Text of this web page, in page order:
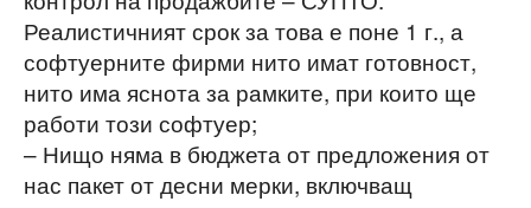
Реалистичният срок за това е поне 1 г., а
софтуерните фирми нито имат готовност,
нито има яснота за рамките, при които ще
работи този софтуер;
– Нищо няма в бюджета от предложения от
нас пакет от десни мерки, включващ